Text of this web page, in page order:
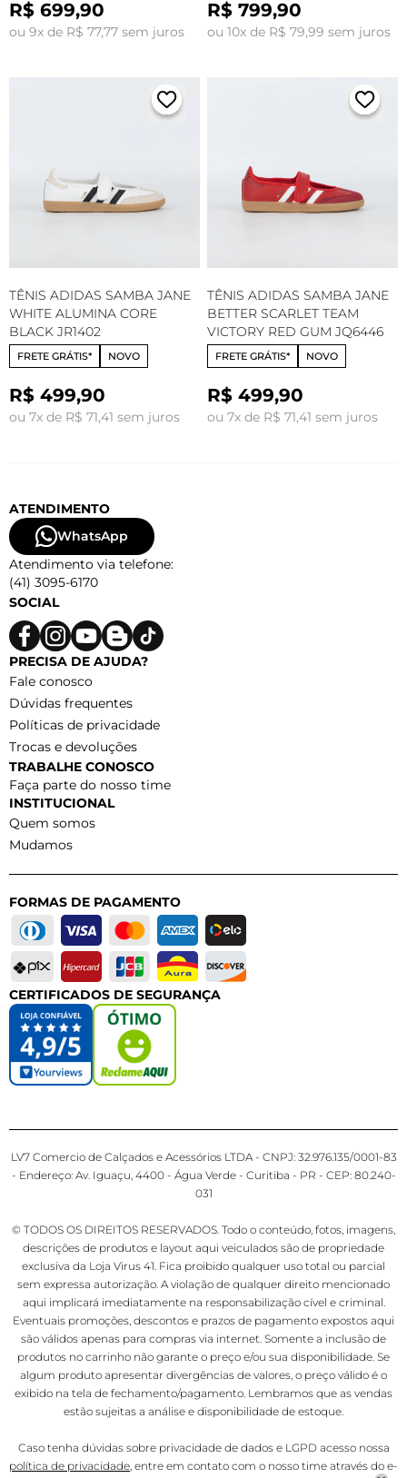
R$ 699,90
ou 9x de R$ 77,77 sem juros
R$ 799,90
ou 10x de R$ 79,99 sem juros
TÊNIS ADIDAS SAMBA JANE
WHITE ALUMINA CORE
BLACK JR1402
FRETE GRÁTIS* NOVO
R$ 499,90
ou 7x de R$ 71,41 sem juros
TÊNIS ADIDAS SAMBA JANE
BETTER SCARLET TEAM
VICTORY RED GUM JQ6446
FRETE GRÁTIS* NOVO
R$ 499,90
ou 7x de R$ 71,41 sem juros
ATENDIMENTO
WhatsApp
Atendimento via telefone:
(41) 3095-6170
SOCIAL
PRECISA DE AJUDA?
Fale conosco
Dúvidas frequentes
Políticas de privacidade
Trocas e devoluções
TRABALHE CONOSCO
Faça parte do nosso time
INSTITUCIONAL
Quem somos
Mudamos
FORMAS DE PAGAMENTO
CERTIFICADOS DE SEGURANÇA
LV7 Comercio de Calçados e Acessórios LTDA - CNPJ: 32.976.135/0001-83
- Endereço: Av. Iguaçu, 4400 - Água Verde - Curitiba - PR - CEP: 80.240-
031
© TODOS OS DIREITOS RESERVADOS. Todo o conteúdo, fotos, imagens,
descrições de produtos e layout aqui veiculados são de propriedade
exclusiva da Loja Virus 41. Fica proibido qualquer uso total ou parcial
sem expressa autorização. A violação de qualquer direito mencionado
aqui implicará imediatamente na responsabilização cível e criminal.
Eventuais promoções, descontos e prazos de pagamento expostos aqui
são válidos apenas para compras via internet. Somente a inclusão de
produtos no carrinho não garante o preço e/ou sua disponibilidade. Se
algum produto apresentar divergências de valores, o preço válido é o
exibido na tela de fechamento/pagamento. Lembramos que as vendas
estão sujeitas a análise e disponibilidade de estoque.
Caso tenha dúvidas sobre privacidade de dados e LGPD acesso nossa
política de privacidade , entre em contato com o nosso time através do e-